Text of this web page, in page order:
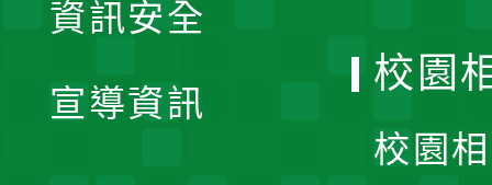
資訊安全
宣導資訊
校園
校園